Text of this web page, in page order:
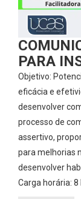
PARA
Objetivo:
eficácia e
desenvolver
processo de
assertivo,
para melhorias
desenvolver
Carga